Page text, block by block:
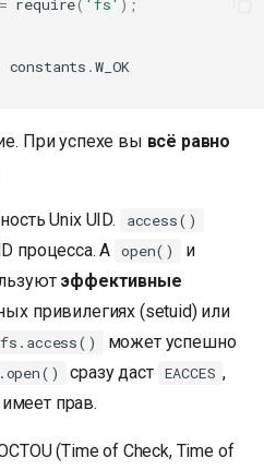
= require( 'fs' );
constants .W_OK
При успехе вы всё равно
Unix UID. access()
процесса. А open()
и
эффективные
привилегиях (setuid) или
fs.access()
может успешно
сразу даст EACCES ,
прав.
(Time of Check, Time of